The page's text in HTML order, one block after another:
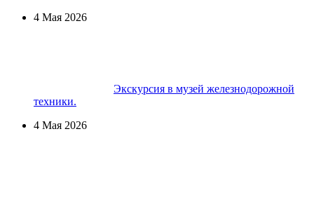
4 Мая 2026
Экскурсия в музей железнодорожной
техники.
4 Мая 2026